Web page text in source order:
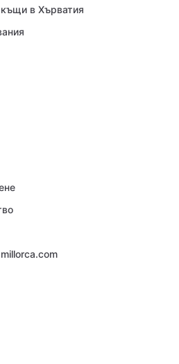
в Хърватия